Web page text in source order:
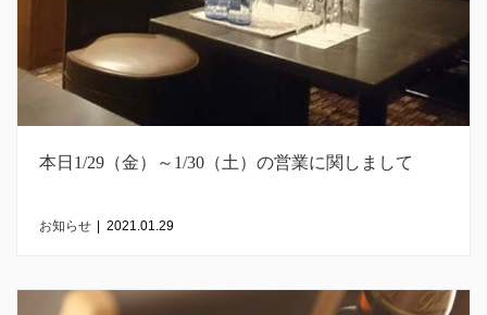
本日1/29（金）～1/30（土）の営業に関しまして
お知らせ | 2021.01.29